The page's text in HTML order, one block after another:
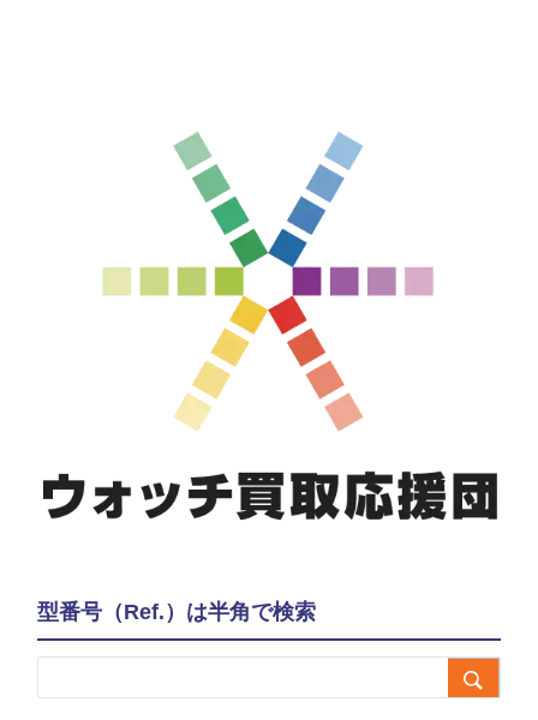
型番号（Ref.）は半角で検索
